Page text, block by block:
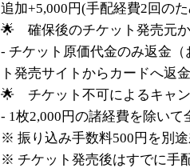
追加+5,000円(手配経費2回の
🌟 確保後のチケット発売元
- チケット原価代金のみ返金
ト発売サイトからカードへ返
🌟 チケット不可によるキャ
- 1枚2,000円の諸経費を除いて
※ 振り込み手数料500円を別
※ チケット発売後はすでに手